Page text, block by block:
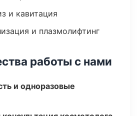
и кавитация
и плазмолифтинг
работы с нами
и одноразовые